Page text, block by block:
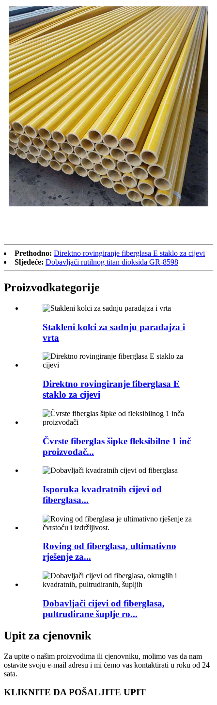
Prethodno: Direktno rovingiranje fiberglasa E staklo za cijevi
Sljedeće: Dobavljači rutilnog titan dioksida GR-8598
Proizvodkategorije
Stakleni kolci za sadnju paradajza i
vrta
Direktno rovingiranje fiberglasa E
staklo za cijevi
Čvrste fiberglas šipke fleksibilne 1 inč
proizvođač...
Isporuka kvadratnih cijevi od
fiberglasa...
Roving od fiberglasa, ultimativno
rješenje za...
Dobavljači cijevi od fiberglasa,
pultrudirane šuplje ro...
Upit za cjenovnik
Za upite o našim proizvodima ili cjenovniku, molimo vas da nam
ostavite svoju e-mail adresu i mi ćemo vas kontaktirati u roku od 24
sata.
KLIKNITE DA POŠALJITE UPIT